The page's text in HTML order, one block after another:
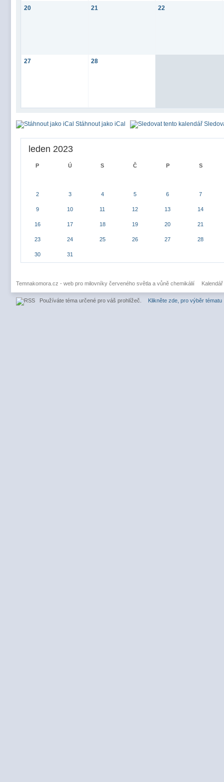
20 21 22
27 28
Stáhnout jako iCal
leden 2023
P Ú S Č P S
2 3 4 5 6 7
9 10 11 12 13 14
16 17 18 19 20 21
23 24 25 26 27 28
30 31
Temnakomora.cz - web pro milovníky červeného světla a vůně chemikálií Kalendář
Používáte téma určené pro váš prohlížeč. Klikněte zde, pro výběr tématu